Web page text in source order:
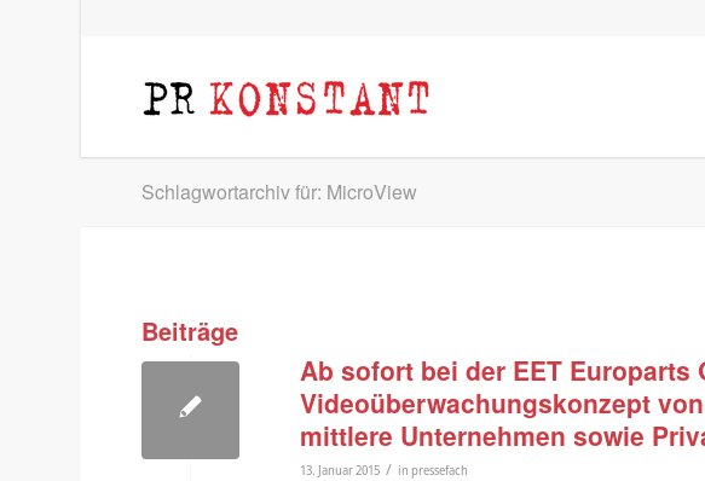
Schlagwortarchiv für: MicroView
Beiträge
Ab sofort bei der EET
Videoüberwachungskonzept
mittlere Unternehmen sowie
13. Januar 2015 / in pressefach